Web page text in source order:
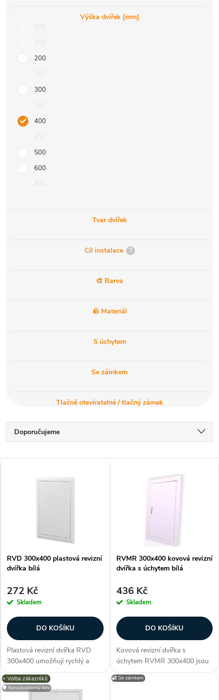
Výška dvířek [mm]
200
300
400
500
600
Tvar dvířek
Cíl instalace ?
🎨 Barva
🪨 Materiál
S úchytem
Se zámkem
Tlačně otevíratelné / tlačný zámek
Ř
a
í
p
r
o
d
u
Doporučujeme
s
p
r
o
d
u
RVD 300x400 plastová revizní
dvířka bílá
272 Kč
Skladem
DO KOŠÍKU
Plastová revizní dvířka RVD
300x400 umožňují rychlý a
pohodlný přístup k ukrytým
zařízením jako např. přístup do
bytového jádra ke stupačce
RVMR 300x400 kovová revizní
dvířka s úchytem bílá
436 Kč
Skladem
DO KOŠÍKU
Kovová revizní dvířka s
úchytem RVMR 300x400 jsou
vyrobená z kvalitní oceli, která
je navíc potažená
⭐️ Volba zákazníků
🛡️ Korozivzdorný kov
🔐 Se zámkem